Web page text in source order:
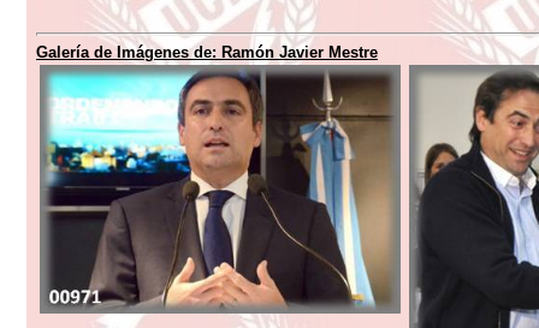
Galería de Imágenes de: Ramón Javier Mestre